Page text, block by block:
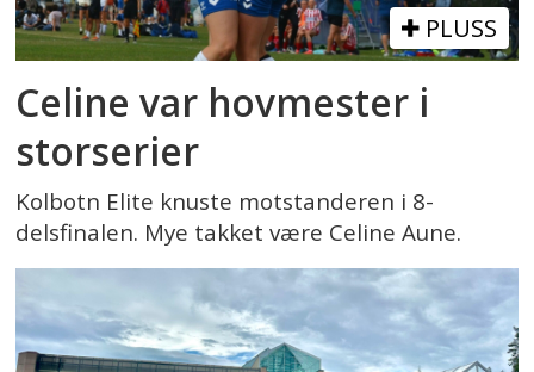
PLUSS
Celine var hovmester i
storserier
Kolbotn Elite knuste motstanderen i 8-
delsfinalen. Mye takket være Celine Aune.